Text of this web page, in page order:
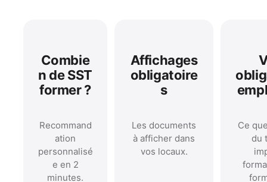
Combie
n de SST
former ?
Recommand
ation
personnalisé
e en 2
minutes.
Affichages
obligatoire
s
Les documents
à afficher dans
vos locaux.
Ce
du